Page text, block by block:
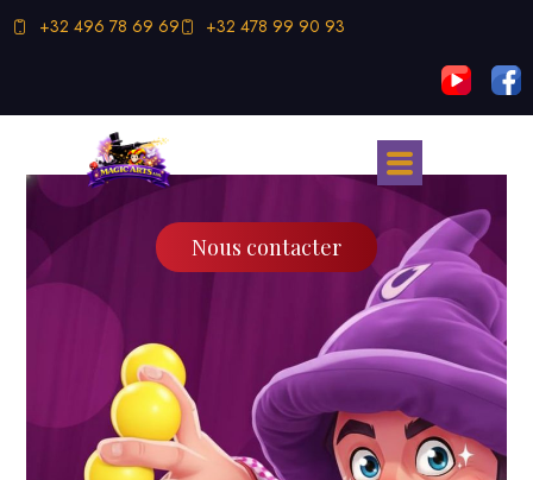
+32 496 78 69 69 +32 478 99 90 93
Nous contacter